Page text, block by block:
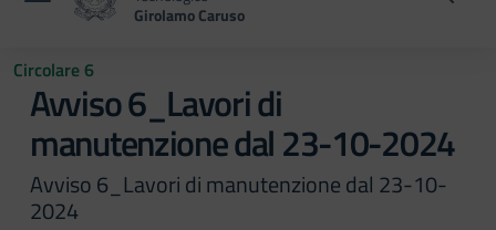
Girolamo Caruso
Circolare 6
Avviso 6_Lavori di
manutenzione dal 23-10-2024
Avviso 6_Lavori di manutenzione dal 23-10-
2024